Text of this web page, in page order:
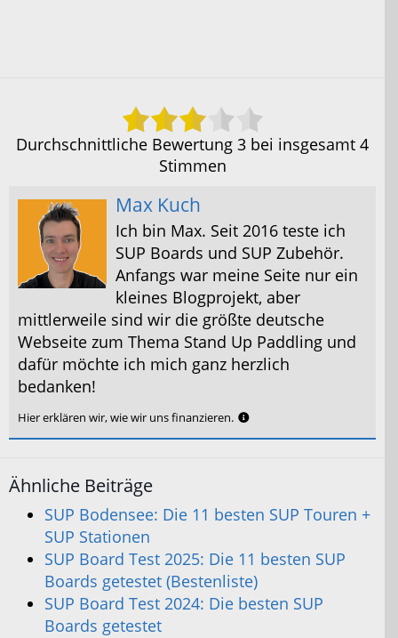
Durchschnittliche Bewertung 3 bei insgesamt 4
Stimmen
Max Kuch
Ich bin Max. Seit 2016 teste ich
SUP Boards und SUP Zubehör.
Anfangs war meine Seite nur ein
kleines Blogprojekt, aber
mittlerweile sind wir die größte deutsche
Webseite zum Thema Stand Up Paddling und
dafür möchte ich mich ganz herzlich
bedanken!
Hier erklären wir, wie wir uns finanzieren.
Ähnliche Beiträge
SUP Bodensee: Die 11 besten SUP Touren +
SUP Stationen
SUP Board Test 2025: Die 11 besten SUP
Boards getestet (Bestenliste)
SUP Board Test 2024: Die besten SUP
Boards getestet